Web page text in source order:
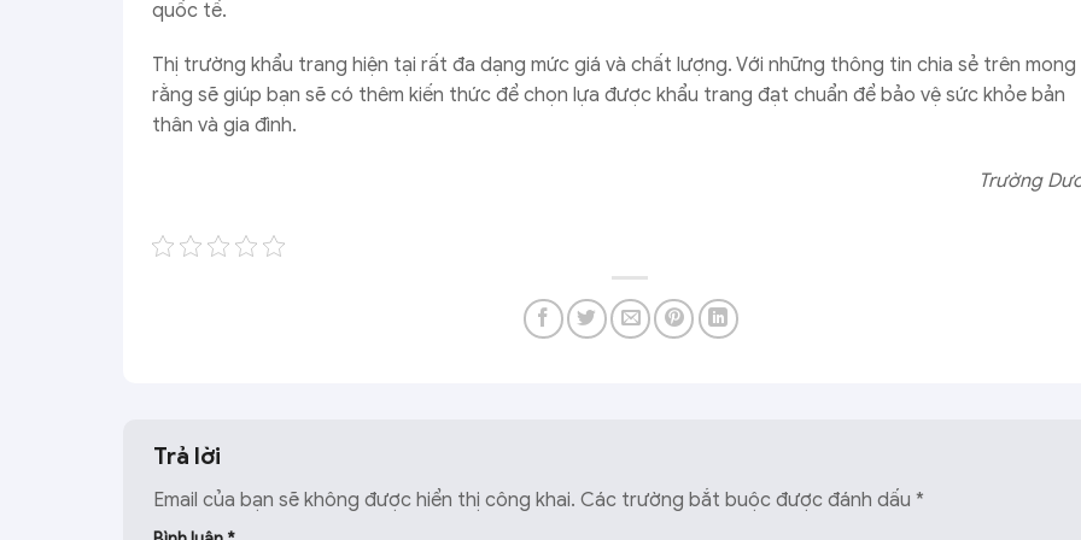
quốc tế.
Thị trường khẩu trang hiện tại rất đa dạng mức giá và chất lượng. Với những thông tin chia sẻ trên mong
rằng sẽ giúp bạn sẽ có thêm kiến thức để chọn lựa được khẩu trang đạt chuẩn để bảo vệ sức khỏe bản
thân và gia đình.
Trường
Trả lời
Email của bạn sẽ không được hiển thị công khai. Các trường bắt buộc được đánh dấu *